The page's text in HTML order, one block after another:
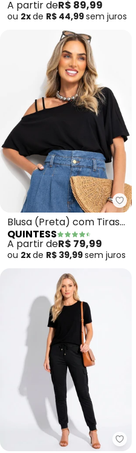
Curtas
A partir deR$ 89,99
ou 2xde R$ 44,99sem juros
Blusa (Preta) com Tiras
no Ombro
QUINTESS
A partir deR$ 79,99
ou 2xde R$ 39,99sem juros